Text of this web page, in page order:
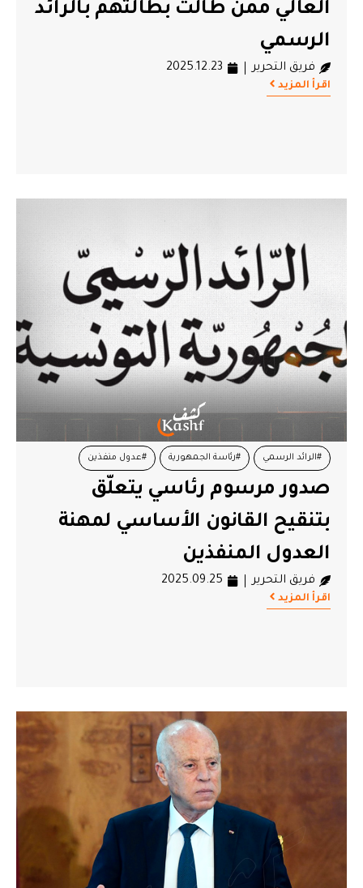
العالي ممن طالت بطالتهم بالرائد
الرسمي
فريق التحرير 2025.12.23
اقرأ المزيد
#الرائد الرسمي #رئاسة الجمهورية #عدول منفذين
#قيس سعيد #مرسوم رئاسي
صدور مرسوم رئاسي يتعلّق
بتنقيح القانون الأساسي لمهنة
العدول المنفذين
فريق التحرير 2025.09.25
اقرأ المزيد